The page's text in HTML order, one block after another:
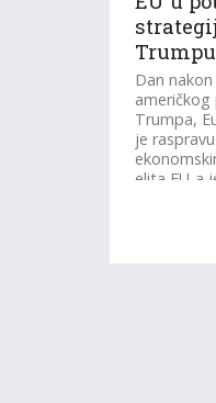
Trumpu
Dan
američkog
Trumpa,
je
elita EU-a